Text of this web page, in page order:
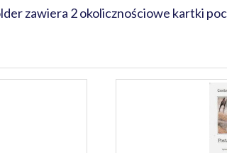
zawiera 2 okolicznościowe kartki